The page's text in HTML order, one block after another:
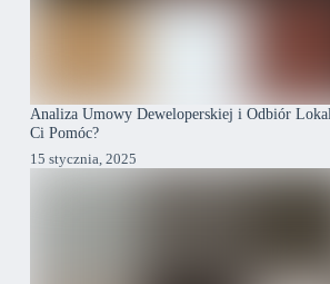
Analiza Umowy Deweloperskiej i Odbiór
Ci Pomóc?
15 stycznia, 2025